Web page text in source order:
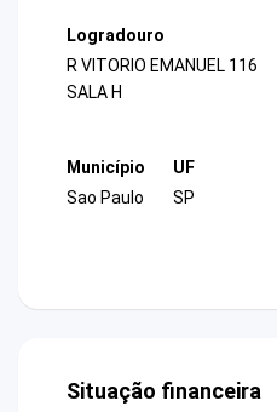
Logradouro
R VITORIO EMANUEL 116
SALA H
Município
Sao Paulo
UF
SP
Situação financeira